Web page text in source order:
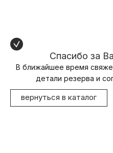
Спасибо за
В ближайшее время
детали резерва и
вернуться в каталог